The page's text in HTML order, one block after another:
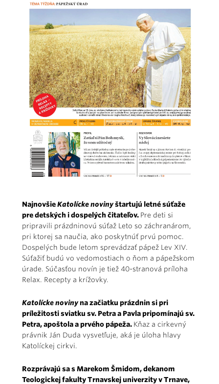
NajnovšieKatolícke novinyštartujú letné súťaže
pre detských i dospelých čitateľov. Pre deti si
pripravili prázdninovú súťaž Leto so záchranárom,
pri ktorej sa naučia, ako poskytnúť prvú pomoc.
Dospelých bude letom sprevádzať pápež Lev XIV.
Súťažiť budú vo vedomostiach o ňom a pápežskom
úrade. Súčasťou novín je tiež 40-stranová príloha
Relax. Recepty a krížovky.
Katolícke novinyna začiatku prázdnin si pri
príležitosti sviatku sv. Petra a Pavla pripomínajú sv.
Petra, apoštola a prvého pápeža. Kňaz a cirkevný
právnik Ján Duda vysvetľuje, aká je úloha hlavy
Katolíckej cirkvi.
Rozprávajú sa s Marekom Šmidom, dekanom
Teologickej fakulty Trnavskej univerzity v Trnave,